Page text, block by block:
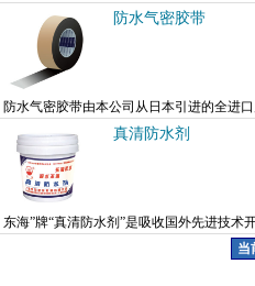
土百分之一百的相溶，是一种专门应用于
防水气密胶带
防水气密胶带由本公司从日本引进的全进
的耐久防水效果。防水气密胶带能有效解
真清防水剂
东海”牌“真清防水剂”是吸收国外先进技
当